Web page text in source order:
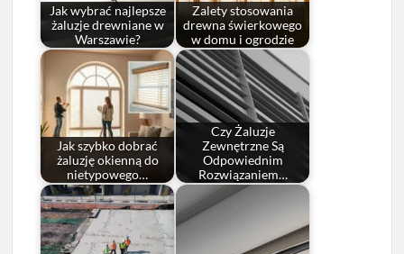
Jak wybrać najlepsze
żaluzje drewniane w
Warszawie?
Zalety stosowania
drewna świerkowego
w domu i ogrodzie
Jak szybko dobrać
żaluzję okienną do
nietypowego…
Czy Żaluzje
Zewnętrzne Są
Odpowiednim
Rozwiązaniem…